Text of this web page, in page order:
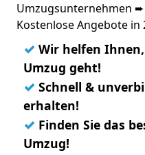
Umzugsunternehmen ➨
Kostenlose Angebote in
✓ Wir helfen
Umzug geht!
✓ Schnell &
erhalten!
✓ Finden Sie das
Umzug!